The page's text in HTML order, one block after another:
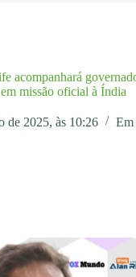
acompanhará
missão oficial à Índia
de 2025, às 10:26 Em